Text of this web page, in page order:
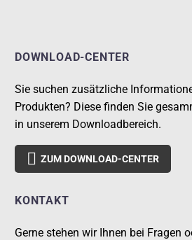
DOWNLOAD-CENTER
Sie suchen zusätzliche
Produkten? Diese finden Sie
in unserem Downloadbereich.
 ZUM DOWNLOAD-CENTER
KONTAKT
Gerne stehen wir Ihnen bei Fragen